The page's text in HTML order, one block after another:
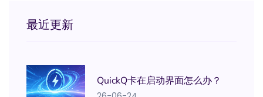
最近更新
QuickQ卡在启动界面怎么办？